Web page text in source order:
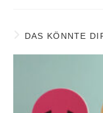
DAS KÖNNTE